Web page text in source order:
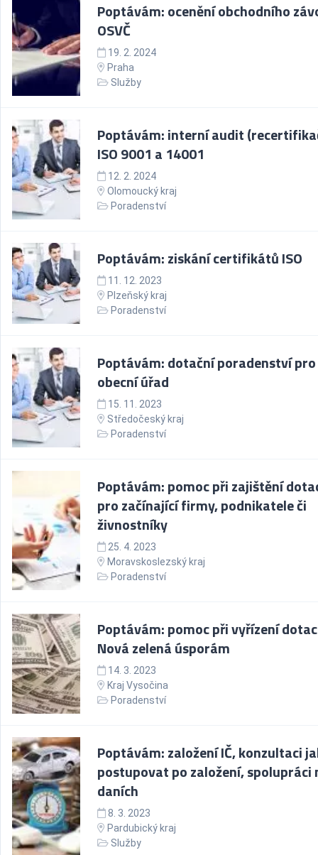
Poptávám: ocenění obchodního
OSVČ
19. 2. 2024
Praha
Služby
Poptávám: interní audit
ISO 9001 a 14001
12. 2. 2024
Olomoucký kraj
Poradenství
Poptávám: ziskání certifikátů ISO
11. 12. 2023
Plzeňský kraj
Poradenství
Poptávám: dotační poradenství pro
obecní úřad
15. 11. 2023
Středočeský kraj
Poradenství
Poptávám: pomoc při zajištění
pro začínající firmy, podnikatele či
živnostníky
25. 4. 2023
Moravskoslezský kraj
Poradenství
Poptávám: pomoc při vyřízení
Nová zelená úsporám
14. 3. 2023
Kraj Vysočina
Poradenství
Poptávám: založení IČ, konzultaci
postupovat po založení, spolupráci
daních
8. 3. 2023
Pardubický kraj
Služby